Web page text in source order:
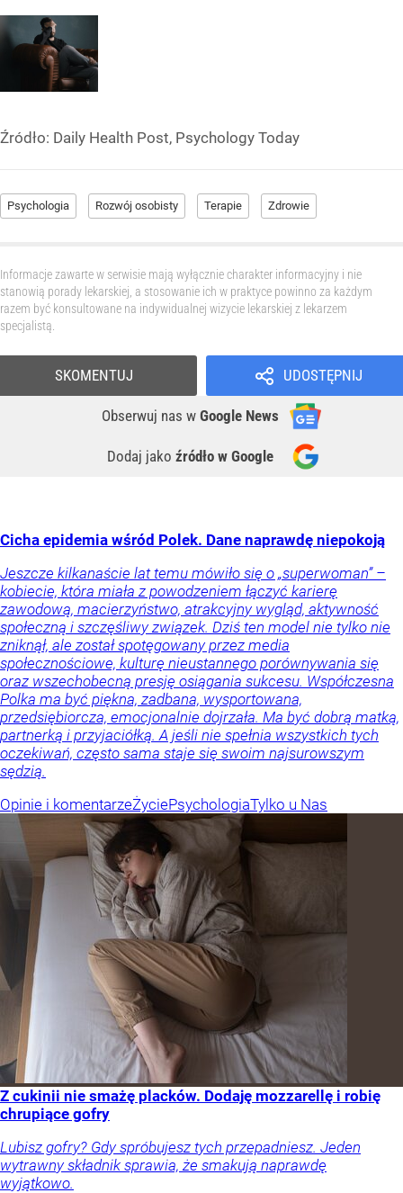
Źródło: Daily Health Post, Psychology Today
Psychologia Rozwój osobisty Terapie Zdrowie
Informacje zawarte w serwisie mają wyłącznie charakter informacyjny i nie
stanowią porady lekarskiej, a stosowanie ich w praktyce powinno za każdym
razem być konsultowane na indywidualnej wizycie lekarskiej z lekarzem
specjalistą.
UDOSTĘPNIJ
Obserwuj nas w Google News
Dodaj jako źródło w Google
SKOMENTUJ
Cicha epidemia wśród Polek. Dane naprawdę niepokoją
Jeszcze kilkanaście lat temu mówiło się o „superwoman” –
kobiecie, która miała z powodzeniem łączyć karierę
zawodową, macierzyństwo, atrakcyjny wygląd, aktywność
społeczną i szczęśliwy związek. Dziś ten model nie tylko nie
zniknął, ale został spotęgowany przez media
społecznościowe, kulturę nieustannego porównywania się
oraz wszechobecną presję osiągania sukcesu. Współczesna
Polka ma być piękna, zadbana, wysportowana,
przedsiębiorcza, emocjonalnie dojrzała. Ma być dobrą matką,
partnerką i przyjaciółką. A jeśli nie spełnia wszystkich tych
oczekiwań, często sama staje się swoim najsurowszym
sędzią.
Opinie i komentarzeŻyciePsychologiaTylko u Nas
Z cukinii nie smażę placków. Dodaję mozzarellę i robię
chrupiące gofry
Lubisz gofry? Gdy spróbujesz tych przepadniesz. Jeden
wytrawny składnik sprawia, że smakują naprawdę
wyjątkowo.